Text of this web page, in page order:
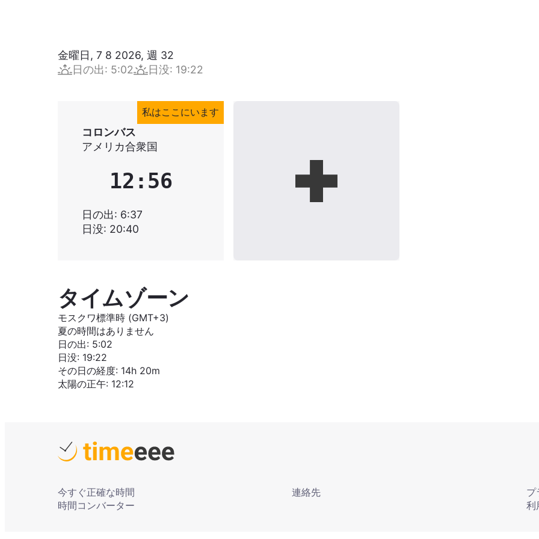
金曜日, 7 8 2026, 週 32
日の出: 5:02 日没: 19:22
私はここにいます
コロンバス
アメリカ合衆国
12:56
日の出: 6:37
日没: 20:40
タイムゾーン
モスクワ標準時 (GMT+3)
夏の時間はありません
日の出: 5:02
日没: 19:22
その日の経度: 14h 20m
太陽の正午: 12:12
今すぐ正確な時間
時間コンバーター
連絡先
プ
利